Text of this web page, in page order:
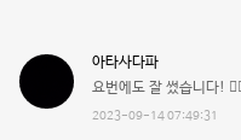
아타사다파
요번에도 잘 썼습니다!
2023-09-14 07:49:31